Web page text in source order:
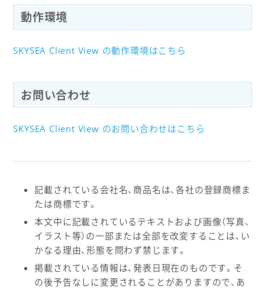
動作環境
SKYSEA Client View の動作環境はこちら
お問い合わせ
SKYSEA Client View のお問い合わせはこちら
記載されている会社名、商品名は、各社の登録商標ま
たは商標です。
本文中に記載されているテキストおよび画像（写真、
イラスト等）の一部または全部を改変することは、い
かなる理由、形態を問わず禁じます。
掲載されている情報は、発表日現在のものです。そ
の後予告なしに変更されることがありますので、あ